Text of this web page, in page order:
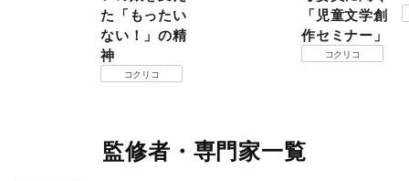
た「もったい
ない！」の精
神
コクリコ
「児童文学創
作セミナー」
コクリコ
監修者・専門家一覧